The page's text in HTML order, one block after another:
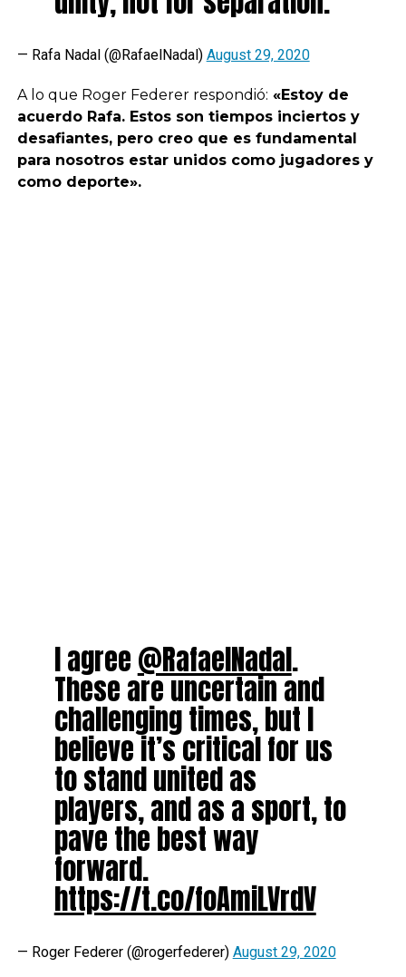
— Rafa Nadal (@RafaelNadal) August 29, 2020
A lo que Roger Federer respondió: «Estoy de
acuerdo Rafa. Estos son tiempos inciertos y
desafiantes, pero creo que es fundamental
para nosotros estar unidos como jugadores y
como deporte».
I agree@RafaelNadal.
These are uncertain and
challenging times, but I
believe it’s critical for us
to stand united as
players, and as a sport, to
pave the best way
forward.
https://t.co/foAmiLVrdV
— Roger Federer (@rogerfederer) August 29, 2020